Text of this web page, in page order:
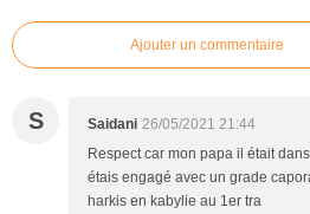
Ajouter un commentaire
S Saidani 26/05/2021 21:44
Respect car mon papa il était
étais engagé avec un grade
harkis en kabylie au 1er tra